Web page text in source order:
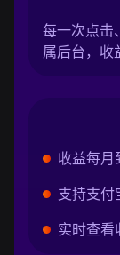
每一次点击
属后台，收
收益每月
支持支付
实时查看